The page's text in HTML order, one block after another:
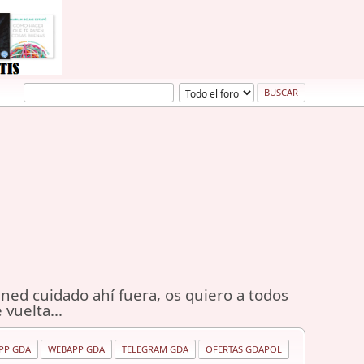
cuidado ahí fuera, os quiero a todos
vuelta...
GDA WEBAPP GDA TELEGRAM GDA OFERTAS GDAPOL